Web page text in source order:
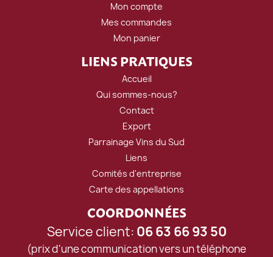
Mon compte
Mes commandes
Mon panier
LIENS PRATIQUES
Accueil
Qui sommes-nous?
Contact
Export
Parrainage Vins du Sud
Liens
Comités d'entreprise
Carte des appellations
COORDONNÉES
Service client: 06 63 66 93 50
(prix d'une communication vers un téléphone